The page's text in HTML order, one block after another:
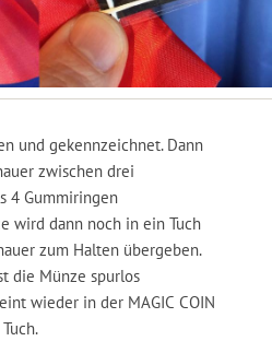
und gekennzeichnet. Dann
zwischen drei
4 Gummiringen
wird dann noch in ein Tuch
zum Halten übergeben.
die Münze spurlos
wieder in der MAGIC COIN